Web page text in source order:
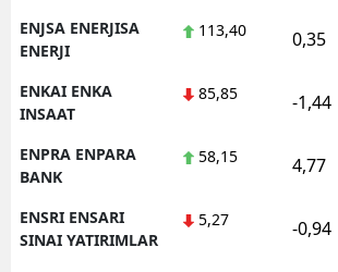
ENJSA ENERJISA
ENERJI
113,40 0,35
ENKAI ENKA
INSAAT
85,85 -1,44
ENPRA ENPARA
BANK
58,15 4,77
ENSRI ENSARI
SINAI YATIRIMLAR
5,27 -0,94